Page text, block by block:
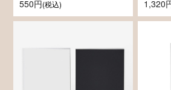
550円(税込)
1,320